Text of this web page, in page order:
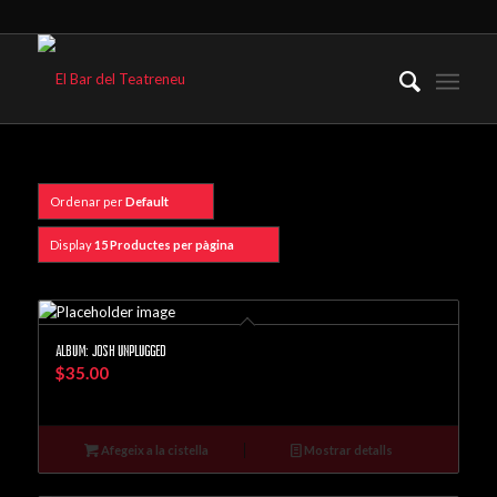
Ordenar perDefault
Display15 Productes per pàgina
Album: Josh Unplugged
$35.00
Afegeix a la cistella Mostrar detalls